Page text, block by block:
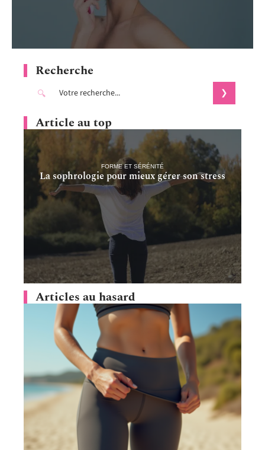
Recherche
Article au top
FORME ET SÉRÉNITÉ
La sophrologie pour mieux gérer son stress
Articles au hasard